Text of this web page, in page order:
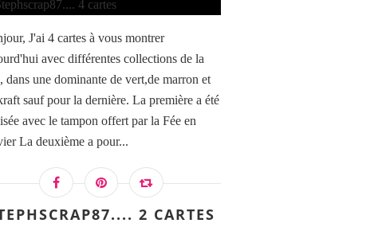
J'ai 4 cartes à vous montrer
avec différentes collections de la
dans une dominante de vert,de marron et
sauf pour la dernière. La première a été
avec le tampon offert par la Fée en
La deuxième a pour...
2 CARTES